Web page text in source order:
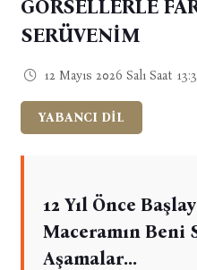
GÖRSELLERLE
SERÜVENİM
12 Mayıs 2026 Salı Saat
YABANCI DİL
12 Yıl Önce
Maceramın Beni
Aşamalar...